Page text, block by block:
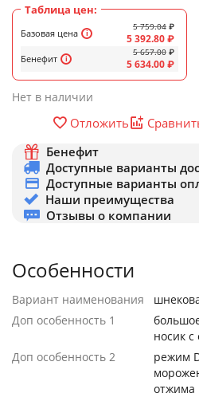
Таблица цен:
Базовая цена
Бенефит
5 759.04 ₽
5 392.80₽
5 657.00 ₽
5 634.00₽
Нет в наличии
Отложить
Бенефит
Доступные варианты
Доступные варианты
Наши преимущества
Отзывы о компании
Особенности
Вариант наименования
Доп особенность 1
носик с
Доп особенность 2
режим
отжима